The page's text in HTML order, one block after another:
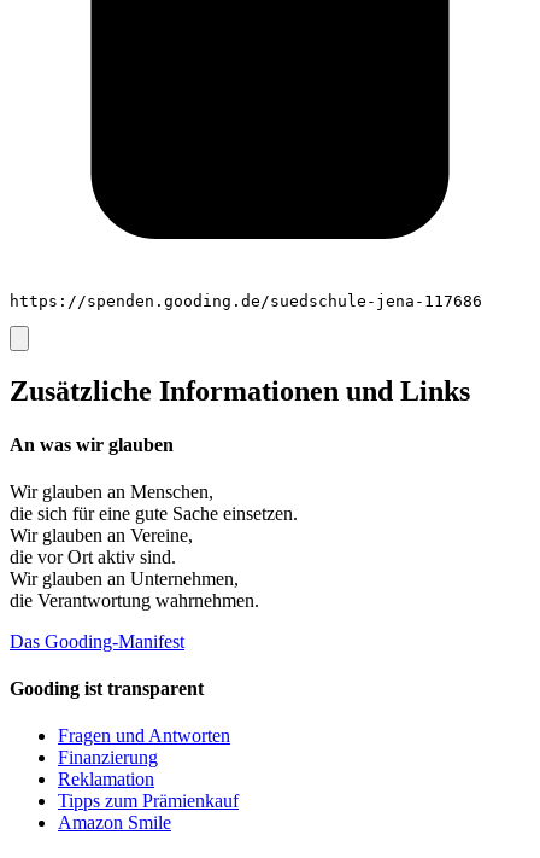
https://spenden.gooding.de/suedschule-jena-117686
Zusätzliche Informationen und Links
An was wir glauben
Wir glauben an Menschen,
die sich für eine gute Sache einsetzen.
Wir glauben an Vereine,
die vor Ort aktiv sind.
Wir glauben an Unternehmen,
die Verantwortung wahrnehmen.
Das Gooding-Manifest
Gooding ist transparent
Fragen und Antworten
Finanzierung
Reklamation
Tipps zum Prämienkauf
Amazon Smile